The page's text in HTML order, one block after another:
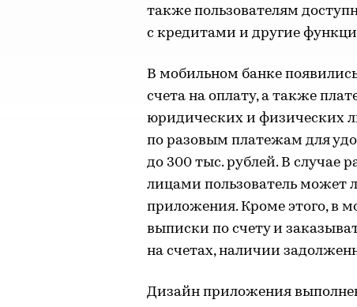
также пользователям
с кредитами и другие
В мобильном банке
счета на оплату, а также
юридических и физических
по разовым платежам для
до 300 тыс. рублей. В случае
лицами пользователь может
приложения. Кроме этого, в
выписки по счету и
на счетах, наличии
Дизайн приложения